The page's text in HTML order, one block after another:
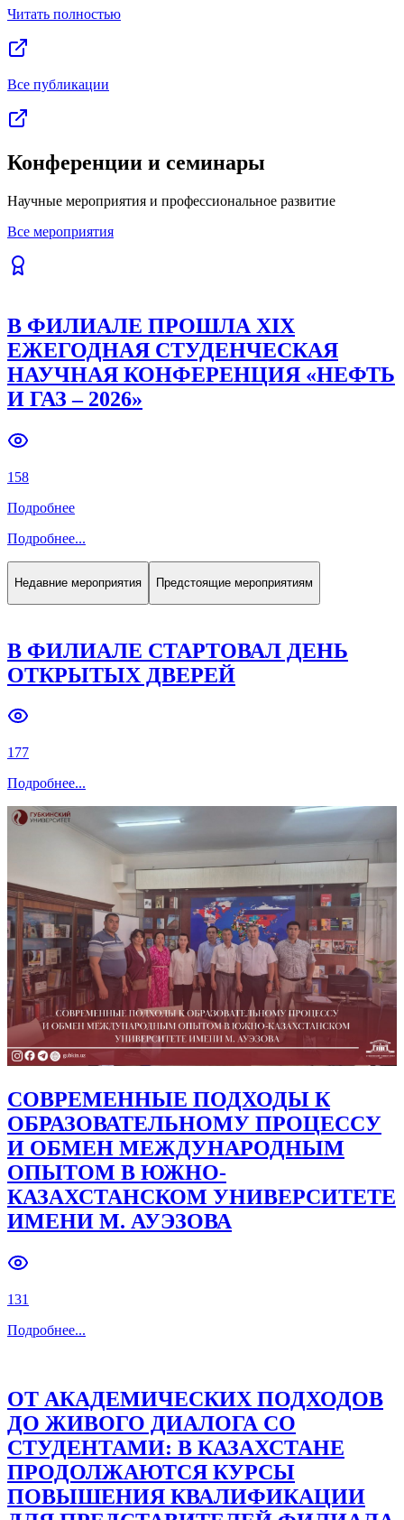
Читать полностью
Все публикации
Конференции и семинары
Научные мероприятия и профессиональное развитие
Все мероприятия
В ФИЛИАЛЕ ПРОШЛА XIX
ЕЖЕГОДНАЯ СТУДЕНЧЕСКАЯ
НАУЧНАЯ КОНФЕРЕНЦИЯ «НЕФТЬ
И ГАЗ – 2026»
158
Подробнее
Подробнее...
Недавние мероприятия Предстоящие мероприятиям
В ФИЛИАЛЕ СТАРТОВАЛ ДЕНЬ
ОТКРЫТЫХ ДВЕРЕЙ
177
Подробнее...
СОВРЕМЕННЫЕ ПОДХОДЫ К
ОБРАЗОВАТЕЛЬНОМУ ПРОЦЕССУ
И ОБМЕН МЕЖДУНАРОДНЫМ
ОПЫТОМ В ЮЖНО-
КАЗАХСТАНСКОМ УНИВЕРСИТЕТЕ
ИМЕНИ М. АУЭЗОВА
131
Подробнее...
ОТ АКАДЕМИЧЕСКИХ ПОДХОДОВ
ДО ЖИВОГО ДИАЛОГА СО
СТУДЕНТАМИ: В КАЗАХСТАНЕ
ПРОДОЛЖАЮТСЯ КУРСЫ
ПОВЫШЕНИЯ КВАЛИФИКАЦИИ